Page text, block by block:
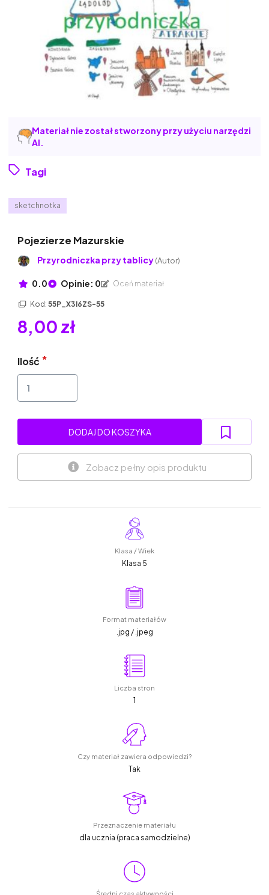
Materiał nie został stworzony przy użyciu narzędzi
AI.
Tagi
sketchnotka
Pojezierze Mazurskie
Przyrodniczka przy tablicy(Autor)
0.0 Opinie: 0 Oceń materiał
Kod: 55P_X3I6ZS-55
8,00 zł
Ilość
DODAJ DO KOSZYKA
Zobacz pełny opis produktu
Klasa / Wiek
Klasa 5
Format materiałów
.jpg / .jpeg
Liczba stron
1
Czy materiał zawiera odpowiedzi?
Tak
Przeznaczenie materiału
dla ucznia (praca samodzielne)